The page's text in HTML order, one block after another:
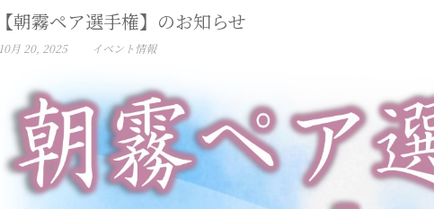
【朝霧ペア選手権】のお知らせ
10月 20, 2025 イベント情報